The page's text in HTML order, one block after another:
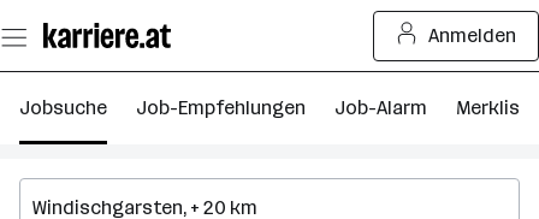
Seiteninhalt
springen
Anmelden
Jobsuche Job-Empfehlungen Job-Alarm Merkliste